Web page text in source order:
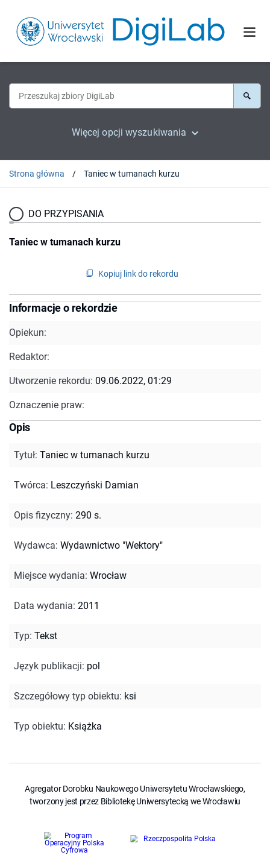
Więcej opcji wyszukiwania
Strona główna Taniec w tumanach kurzu
DO PRZYPISANIA
Taniec w tumanach kurzu
Kopiuj link do rekordu
Informacje o rekordzie
Opiekun:
Redaktor:
Utworzenie rekordu: 09.06.2022, 01:29
Oznaczenie praw:
Opis
Tytuł: Taniec w tumanach kurzu
Twórca: Leszczyński Damian
Opis fizyczny: 290 s.
Wydawca: Wydawnictwo "Wektory"
Miejsce wydania: Wrocław
Data wydania: 2011
Typ: Tekst
Język publikacji: pol
Szczegółowy typ obiektu: ksi
Typ obiektu: Książka
Agregator Dorobku Naukowego Uniwersytetu Wrocławskiego,
tworzony jest przez Bibliotekę Uniwersytecką we Wrocławiu